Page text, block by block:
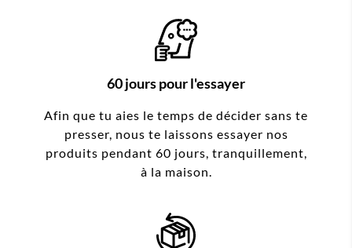
60 jours pour l'essayer
Afin que tu aies le temps de décider sans te
presser, nous te laissons essayer nos
produits pendant 60 jours, tranquillement,
à la maison.